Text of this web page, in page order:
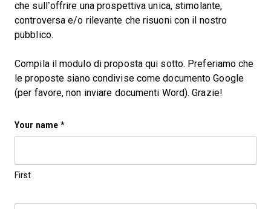
che sull’offrire una prospettiva unica, stimolante,
controversa e/o rilevante che risuoni con il nostro
pubblico.
Compila il modulo di proposta qui sotto. Preferiamo che
le proposte siano condivise come documento Google
(per favore, non inviare documenti Word). Grazie!
Email
This field is for validation purposes and should be left
Your name *
First